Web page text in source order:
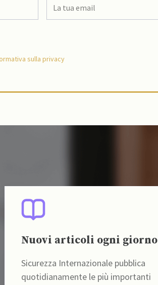
sulla privacy
Nuovi articoli ogni giorno
Sicurezza Internazionale pubblica
quotidianamente le più importanti